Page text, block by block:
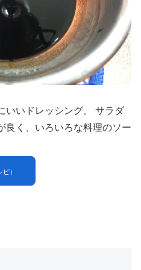
いいドレッシング。 サラダ
良く、いろいろな料理のソー
ピ）